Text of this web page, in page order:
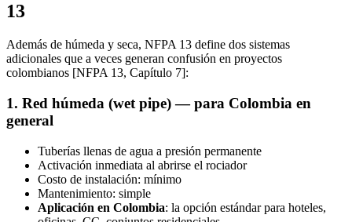
13
Además de húmeda y seca, NFPA 13 define dos sistemas
adicionales que a veces generan confusión en proyectos
colombianos [NFPA 13, Capítulo 7]:
1. Red húmeda (wet pipe) — para Colombia en
general
Tuberías llenas de agua a presión permanente
Activación inmediata al abrirse el rociador
Costo de instalación: mínimo
Mantenimiento: simple
Aplicación en Colombia: la opción estándar para hoteles,